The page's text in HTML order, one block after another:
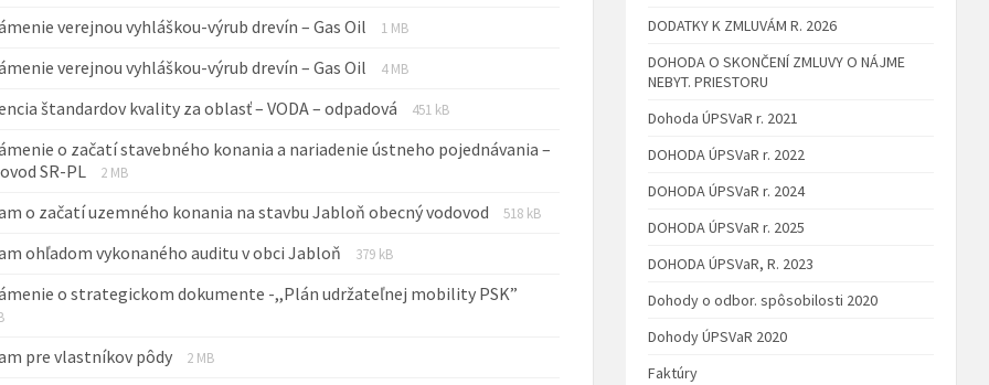
pdf
verejnou vyhláškou-výrub drevín – Gas Oil
Prípona
pdf
Veľkosť
1 MB
verejnou vyhláškou-výrub drevín – Gas Oil
Prípona
pdf
Veľkosť
4 MB
štandardov kvality za oblasť – VODA – odpadová
Prípona
pdf
Veľkosť
451 kB
o začatí stavebného konania a nariadenie ústneho pojednávania –
SR-PL
Prípona
pdf
Veľkosť
2 MB
o začatí uzemného konania na stavbu Jabloň obecný vodovod
Prípona
Veľkosť
518 kB
ohľadom vykonaného auditu v obci Jabloň
Prípona
pdf
Veľkosť
379 kB
o strategickom dokumente -,,Plán udržateľnej mobility PSK”
pre vlastníkov pôdy
Prípona
Veľkosť
2 MB
DODATKY K ZMLUVÁM R. 2026
DOHODA O SKONČENÍ ZMLUVY O NÁJME
NEBYT. PRIESTORU
Dohoda ÚPSVaR r. 2021
DOHODA ÚPSVaR r. 2022
DOHODA ÚPSVaR r. 2024
DOHODA ÚPSVaR r. 2025
DOHODA ÚPSVaR, R. 2023
Dohody o odbor. spôsobilosti 2020
Dohody ÚPSVaR 2020
Faktúry